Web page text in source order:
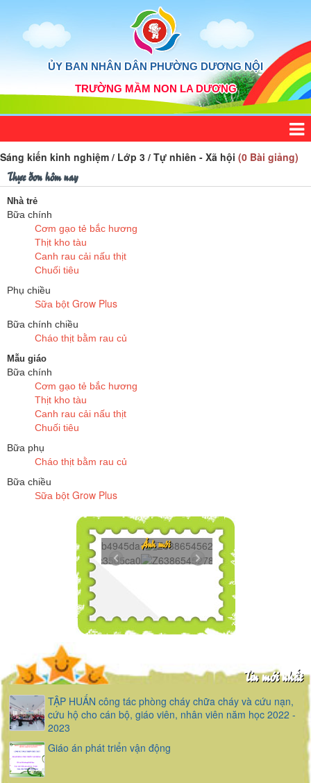
ỦY BAN NHÂN DÂN PHƯỜNG DƯƠNG NỘI
TRƯỜNG MẦM NON LA DƯƠNG
Sáng kiến kinh nghiệm / Lớp 3 / Tự nhiên - Xã hội (0 Bài giảng)
Thực đơn hôm nay
Nhà trẻ
Bữa chính
Cơm gạo tẻ bắc hương
Thịt kho tàu
Canh rau cải nấu thịt
Chuối tiêu
Phụ chiều
Sữa bột Grow Plus
Bữa chính chiều
Cháo thịt bằm rau củ
Mẫu giáo
Bữa chính
Cơm gạo tẻ bắc hương
Thịt kho tàu
Canh rau cải nấu thịt
Chuối tiêu
Bữa phụ
Cháo thịt bằm rau củ
Bữa chiều
Sữa bột Grow Plus
Z6386545625272...
Z6386545278606...
Ảnh mới
Tin mới nhất
TẬP HUẤN công tác phòng cháy chữa cháy và cứu nạn,
cứu hộ cho cán bộ, giáo viên, nhân viên năm học 2022 -
2023
Giáo án phát triển vận động